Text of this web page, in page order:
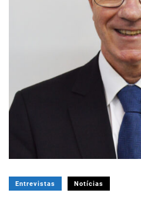
Entrevistas Notícias